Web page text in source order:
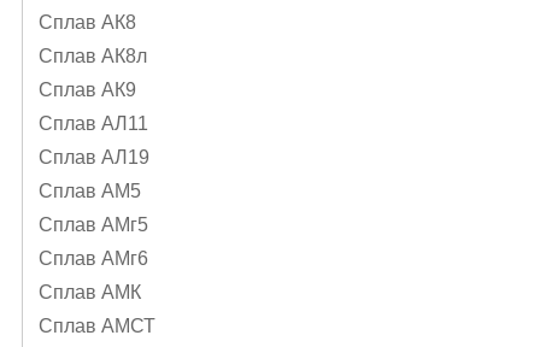
Сплав АК8
Сплав АК8л
Сплав АК9
Сплав АЛ11
Сплав АЛ19
Сплав АМ5
Сплав АМг5
Сплав АМг6
Сплав АМК
Сплав АМСТ